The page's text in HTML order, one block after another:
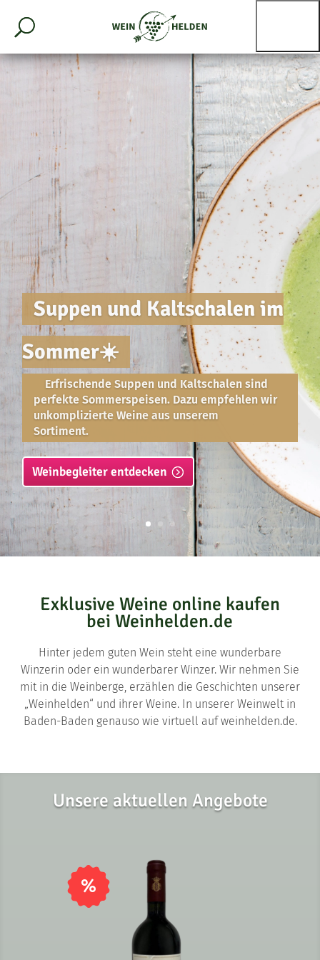
Portugiesische Weine
genießen!
Unsere Lieblings-Wein-Frauen Dorina,
Julia und Luísa Lindemann von der
Quinta da Plansel im portugiesischen
Alentejo sind verantwortlich für unsere
portugiesischen Sortimentsweine.
hier bestellen
Exklusive Weine online kaufen
bei Weinhelden.de
Hinter jedem guten Wein steht eine wunderbare
Winzerin oder ein wunderbarer Winzer. Wir nehmen Sie
mit in die Weinberge, erzählen die Geschichten unserer
„Weinhelden“ und ihrer Weine. In unserer Weinwelt in
Baden-Baden genauso wie virtuell auf weinhelden.de.
Unsere aktuellen Angebote
%